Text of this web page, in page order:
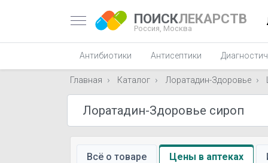
ПОИСКЛЕКАРСТВ
Россия, Москва
Антибиотики Антисептики
Главная Каталог Лоратадин-Здоровье
Всё о товаре Цены в аптеках